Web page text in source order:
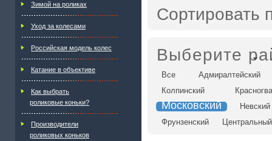
Зимой на роликах
Уход за колесами
Российская модель колес
Катание в объективе
Как выбрать
роликовые коньки?
Производители
роликовых коньков
Сортировать
Выберите
Все
Адмиралтейский
Колпинский
Московский
Невский
Фрунзенский
Центральный